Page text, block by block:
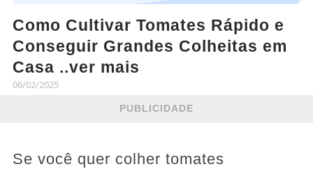
Como Cultivar Tomates Rápido e
Conseguir Grandes Colheitas em
Casa ..ver mais
06/02/2025
PUBLICIDADE
Se você quer colher tomates